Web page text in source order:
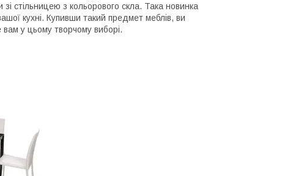
стільницею з кольорового скла. Така новинка
кухні. Купивши такий предмет меблів, ви
у цьому творчому виборі.